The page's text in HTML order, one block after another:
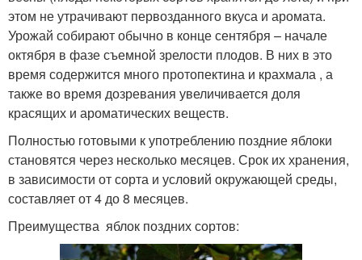
этом не утрачивают первозданного вкуса и аромата.
Урожай собирают обычно в конце сентября – начале
октября в фазе съемной зрелости плодов. В них в это
время содержится много протопектина и крахмала , а
также во время дозревания увеличивается доля
красящих и ароматических веществ.
Полностью готовыми к употреблению поздние яблоки
становятся через несколько месяцев. Срок их хранения,
в зависимости от сорта и условий окружающей среды,
составляет от 4 до 8 месяцев.
Преимущества яблок поздних сортов: